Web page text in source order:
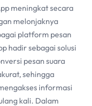
meningkat secara
melonjaknya
platform pesan
hadir sebagai solusi
pesan suara
sehingga
informasi
kali. Dalam